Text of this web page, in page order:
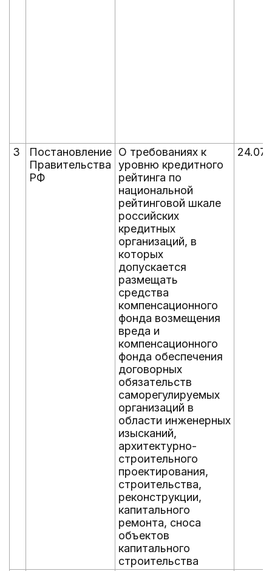
3
Постановление
Правительства
РФ
О требованиях к
уровню кредитного
рейтинга по
национальной
рейтинговой шкале
российских
кредитных
организаций, в
которых
допускается
размещать
средства
компенсационного
фонда возмещения
вреда и
компенсационного
фонда обеспечения
договорных
обязательств
саморегулируемых
организаций в
области инженерных
изысканий,
архитектурно-
строительного
проектирования,
строительства,
реконструкции,
капитального
ремонта, сноса
объектов
капитального
строительства